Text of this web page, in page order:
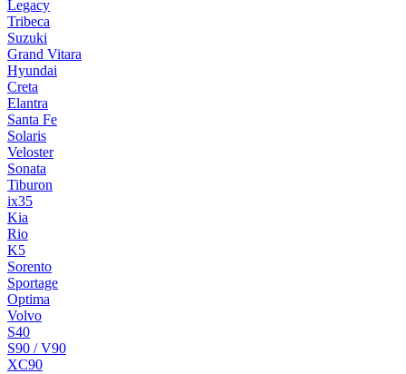
Legacy
Tribeca
Suzuki
Grand Vitara
Hyundai
Creta
Elantra
Santa Fe
Solaris
Veloster
Sonata
Tiburon
ix35
Kia
Rio
K5
Sorento
Sportage
Optima
Volvo
S40
S90 / V90
XC90